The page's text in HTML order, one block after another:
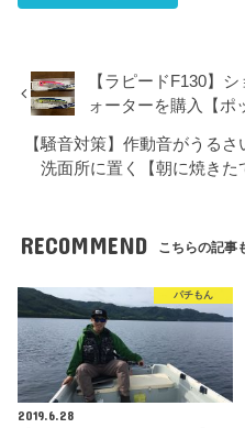
【ラピードF130】
ォーターを購入【ポ
【騒音対策】作動音がうる
洗面所に置く【朝に焼きた
RECOMMEND こちらの記事
パチもん
2019.6.28